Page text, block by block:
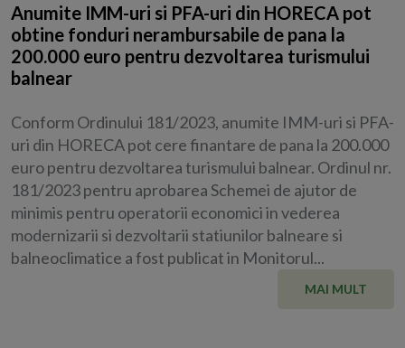
Anumite IMM-uri si PFA-uri din HORECA pot
obtine fonduri nerambursabile de pana la
200.000 euro pentru dezvoltarea turismului
balnear
Conform Ordinului 181/2023, anumite IMM-uri si PFA-
uri din HORECA pot cere finantare de pana la 200.000
euro pentru dezvoltarea turismului balnear. Ordinul nr.
181/2023 pentru aprobarea Schemei de ajutor de
minimis pentru operatorii economici in vederea
modernizarii si dezvoltarii statiunilor balneare si
balneoclimatice a fost publicat in Monitorul...
MAI MULT